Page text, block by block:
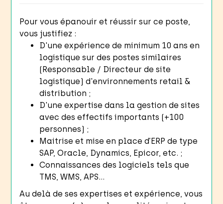
Pour vous épanouir et réussir sur ce poste,
vous justifiez :
D'une expérience de minimum 10 ans en
logistique sur des postes similaires
(Responsable / Directeur de site
logistique) d'environnements retail &
distribution ;
D'une expertise dans la gestion de sites
avec des effectifs importants (+100
personnes) ;
Maitrise et mise en place d’ERP de type
SAP, Oracle, Dynamics, Epicor, etc. ;
Connaissances des logiciels tels que
TMS, WMS, APS…
Au delà de ses expertises et expérience, vous